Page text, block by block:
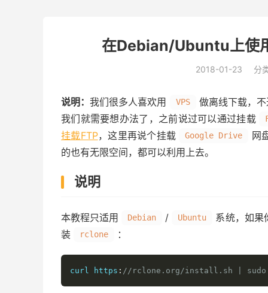
在Debian/Ubuntu上使
2018-01-23 分
说明：我们很多人喜欢用 VPS
做离线下载，
我们就需要想办法了，之前说过可以通过挂载
挂载FTP，这里再说个挂载 Google Drive
网
的也有无限空间，都可以利用上去。
说明
本教程只适用 Debian / Ubuntu
系统，如果
装
rclone ：
curl https : //rclone.org/install.sh | sudo